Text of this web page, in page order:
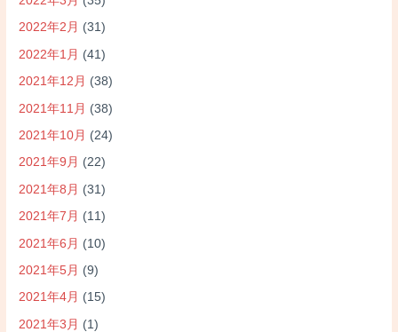
2022年2月 (31)
2022年1月 (41)
2021年12月 (38)
2021年11月 (38)
2021年10月 (24)
2021年9月 (22)
2021年8月 (31)
2021年7月 (11)
2021年6月 (10)
2021年5月 (9)
2021年4月 (15)
2021年3月 (1)